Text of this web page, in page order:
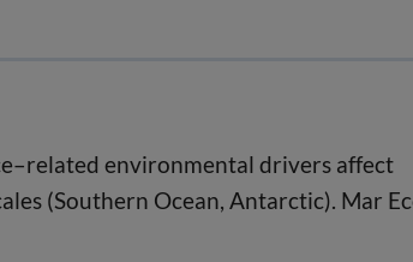
environmental drivers affect
(Southern Ocean, Antarctic). Mar